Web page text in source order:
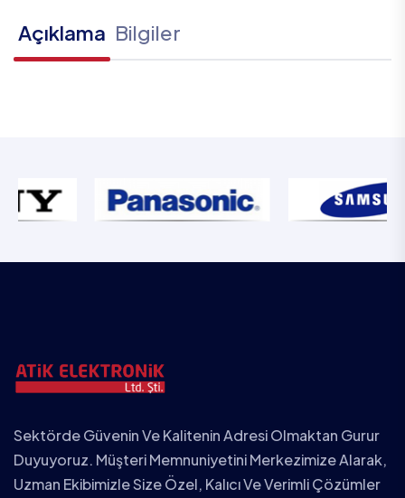
Açıklama Bilgiler
Sektörde Güvenin Ve Kalitenin Adresi Olmaktan Gurur
Duyuyoruz. Müşteri Memnuniyetini Merkezimize Alarak,
Uzman Ekibimizle Size Özel, Kalıcı Ve Verimli Çözümler